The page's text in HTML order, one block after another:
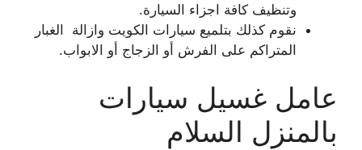
وتنظيف كافة اجزاء السيارة.
نقوم كذلك بتلميع سيارات الكويت وازالة الغبار
المتراكم على الفرش أو الزجاج أو الابواب.
عامل غسيل سيارات
بالمنزل السلام